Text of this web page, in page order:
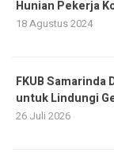
Hunian Pekerja
18 Agustus 2024
FKUB Samarinda
untuk Lindungi
26 Juli 2026